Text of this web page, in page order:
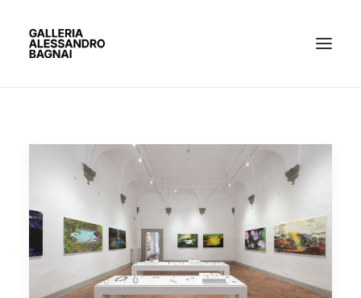
ARTISTI
MOSTRE
GALLERIA
BACHECA
CONTATTI